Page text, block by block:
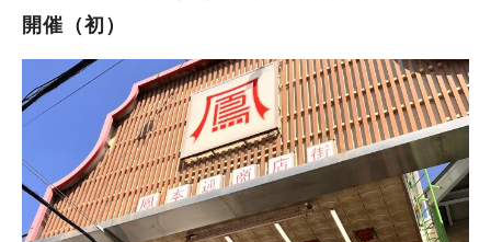
ら、いつもよりも長く遊べちゃいますよ。 ■5月3日(土)～6日
(火祝)のグルメ体験教室 5/3(土)～5/6(火祝)のグルメ体験教室
は、GW特別メニューで開催されるそう！ ハーベストの丘で人気
の“グルメ体験教室”は、事前予約はなく、当日の予約のみです。
メニューや予約開始時間等は後日発表されます。 GWからじゃ
ぶじゃぶ広場がスタート！ 日程：2025年4月26日(土)～9月28日
(日) 時間：10：00～15：00（最終入場14：30）※5/3(土)～5/5
(月祝)は9：00～15：00（最終入場14：30） 料金：無料 （ハ
ーベストの丘の入園料のみ必要） 場所：村のエリア・じゃぶじ
開催（初）